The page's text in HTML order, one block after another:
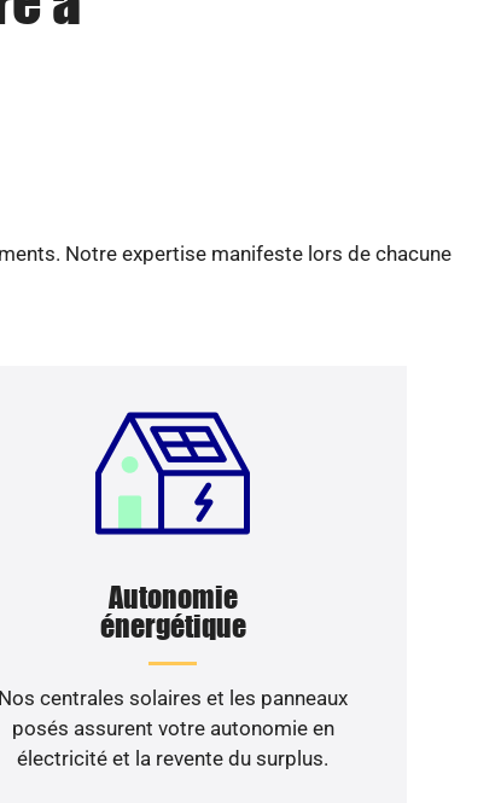
Notre expertise manifeste lors de chacune
Autonomie
énergétique
Nos centrales solaires et les panneaux
posés assurent votre autonomie en
électricité et la revente du surplus.